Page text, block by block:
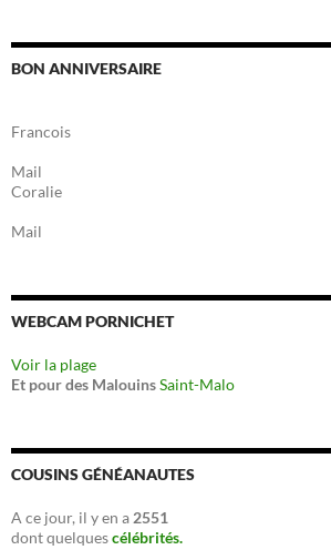
BON ANNIVERSAIRE
Francois
Mail
Coralie
Mail
WEBCAM PORNICHET
Voir la plage
Et pour des MalouinsSaint-Malo
COUSINS GÉNÉANAUTES
A ce jour, il y en a 2551
dont quelquescélébrités.